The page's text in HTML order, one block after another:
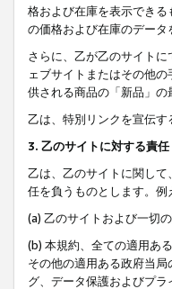
格および在庫を表示でき
の価格および在庫のデータ
さらに、乙が乙のサイト
ェブサイトまたはその他
供される商品の「新品」
乙は、特別リンクを宣伝
3. 乙のサイトに対する責任
乙は、乙のサイトに関し
任を負うものとします。
(a) 乙のサイトおよび一切
(b) 本規約、全ての適用あ
その他の適用ある政府当
グ、データ保護およびプ